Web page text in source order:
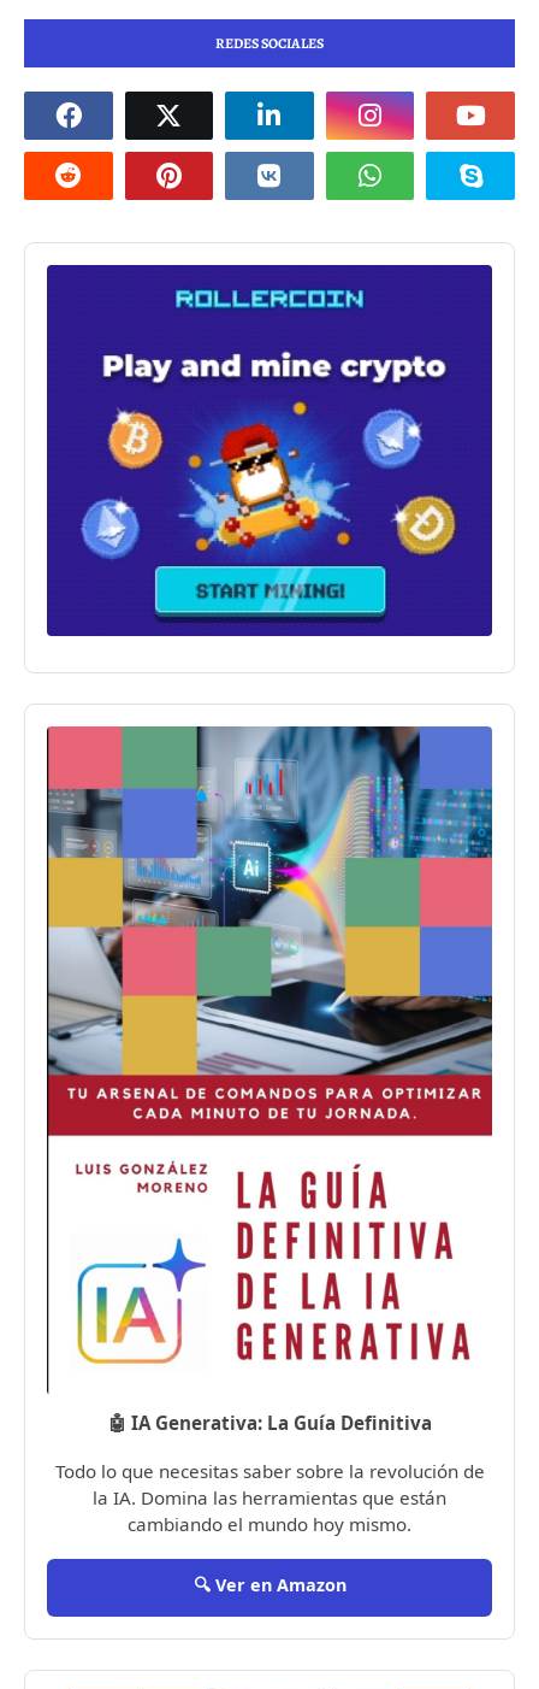
REDES SOCIALES
🤖 IA Generativa: La Guía Definitiva
Todo lo que necesitas saber sobre la revolución de
la IA. Domina las herramientas que están
cambiando el mundo hoy mismo.
🔍 Ver en Amazon